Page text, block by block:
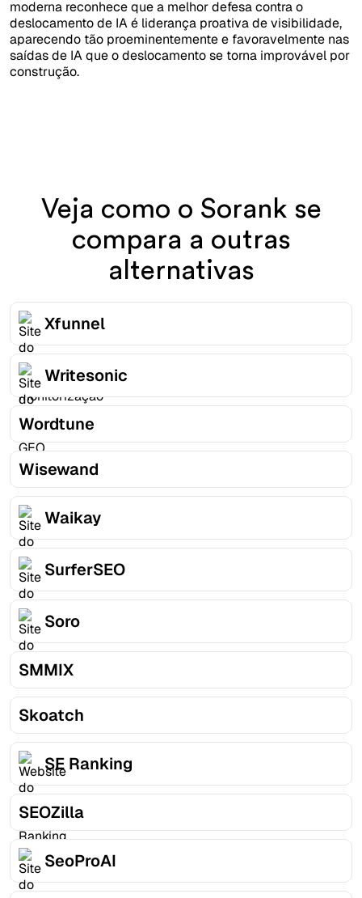
moderna reconhece que a melhor defesa contra o
deslocamento de IA é liderança proativa de visibilidade,
aparecendo tão proeminentemente e favoravelmente nas
saídas de IA que o deslocamento se torna improvável por
construção.
Veja como o Sorank se
compara a outras
alternativas
Xfunnel
Writesonic
Wordtune
Wisewand
Waikay
SurferSEO
Soro
SMMIX
Skoatch
SE Ranking
SEOZilla
SeoProAI